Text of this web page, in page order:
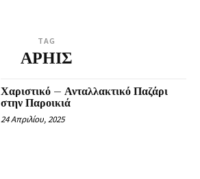
TAG
ΑΡΗΙΣ
Χαριστικό – Ανταλλακτικό Παζάρι
στην Παροικιά
24 Απριλίου, 2025